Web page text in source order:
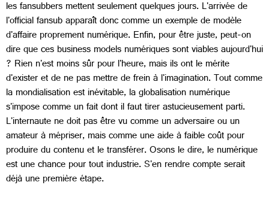
les fansubbers mettent seulement quelques jours. L'arrivée de
l'official fansub apparaît donc comme un exemple de modèle
d'affaire proprement numérique. Enfin, pour être juste, peut-on
dire que ces business models numériques sont viables aujourd'hui
? Rien n'est moins sûr pour l'heure, mais ils ont le mérite
d'exister et de ne pas mettre de frein à l'imagination. Tout comme
la mondialisation est inévitable, la globalisation numérique
s'impose comme un fait dont il faut tirer astucieusement parti.
L'internaute ne doit pas être vu comme un adversaire ou un
amateur à mépriser, mais comme une aide à faible coût pour
produire du contenu et le transférer. Osons le dire, le numérique
est une chance pour tout industrie. S'en rendre compte serait
déjà une première étape.